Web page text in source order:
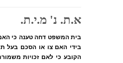
א.ת. נ' מ.י.ת.
בית המשפט דחה טענה כי
בידי האם צו או הסכם בעל
הקובע כי לאם זכויות